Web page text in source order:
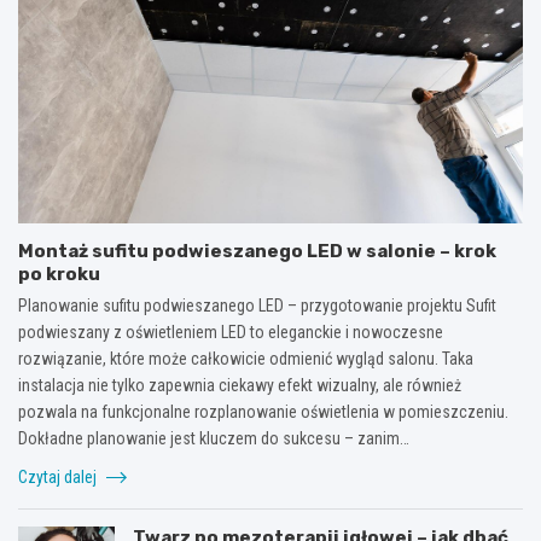
Montaż sufitu podwieszanego LED w salonie – krok
po kroku
Planowanie sufitu podwieszanego LED – przygotowanie projektu Sufit
podwieszany z oświetleniem LED to eleganckie i nowoczesne
rozwiązanie, które może całkowicie odmienić wygląd salonu. Taka
instalacja nie tylko zapewnia ciekawy efekt wizualny, ale również
pozwala na funkcjonalne rozplanowanie oświetlenia w pomieszczeniu.
Dokładne planowanie jest kluczem do sukcesu – zanim…
Czytaj dalej